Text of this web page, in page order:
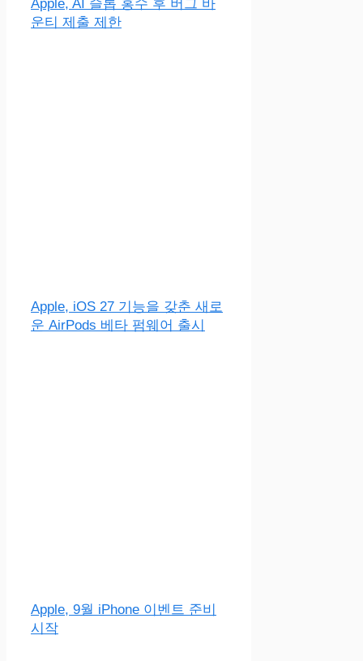
Apple, AI 슬롭 홍수 후 버그 바
운티 제출 제한
Apple, iOS 27 기능을 갖춘 새로
운 AirPods 베타 펌웨어 출시
Apple, 9월 iPhone 이벤트 준비
시작